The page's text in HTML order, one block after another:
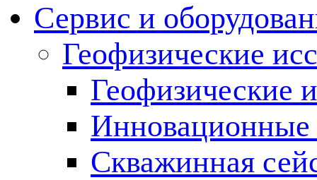
Сервис и
Геофизические
Геофизические
Инновационные
Скважинная